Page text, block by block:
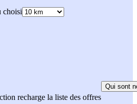
choisi
recharge la liste des offres
Qui sont